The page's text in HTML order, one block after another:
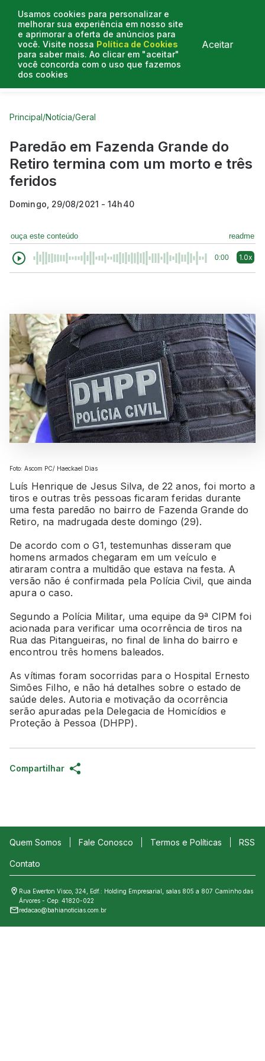
Usamos cookies para personalizar e
melhorar sua experiência em nosso site
e aprimorar a oferta de anúncios para
você. Visite nossa Política de Cookies
para saber mais. Ao clicar em "aceitar"
você concorda com o uso que fazemos
dos cookies
Aceitar
Curtas do Poder
Principal/Notícia/Geral
Paredão em Fazenda Grande do
Retiro termina com um morto e três
feridos
Domingo, 29/08/2021 - 14h40
ouça este conteúdo readme
0:00 1.0x
Foto: Ascom PC/ Haeckael Dias
Luís Henrique de Jesus Silva, de 22 anos, foi morto a
tiros e outras três pessoas ficaram feridas durante
uma festa paredão no bairro de Fazenda Grande do
Retiro, na madrugada deste domingo (29).
De acordo com o G1, testemunhas disseram que
homens armados chegaram em um veículo e
atiraram contra a multidão que estava na festa. A
versão não é confirmada pela Polícia Civil, que ainda
apura o caso.
Segundo a Polícia Militar, uma equipe da 9ª CIPM foi
acionada para verificar uma ocorrência de tiros na
Rua das Pitangueiras, no final de linha do bairro e
encontrou três homens baleados.
As vítimas foram socorridas para o Hospital Ernesto
Simões Filho, e não há detalhes sobre o estado de
saúde deles. Autoria e motivação da ocorrência
serão apuradas pela Delegacia de Homicídios e
Proteção à Pessoa (DHPP).
Compartilhar
Quem Somos Fale Conosco Termos e Políticas RSS
Contato
Rua Ewerton Visco, 324, Edf.: Holding Empresarial, salas 805 a 807 Caminho das
Árvores - Cep: 41820-022
redacao@bahianoticias.com.br